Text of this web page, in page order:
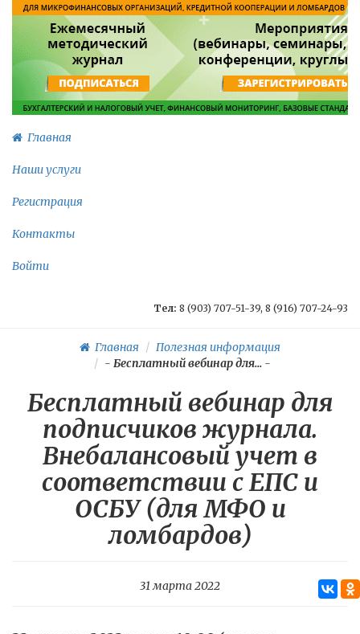
Главная
Наши услуги
Регистрация
Контакты
Войти
Тел: 8 (903) 707-51-39, 8 (916) 707-24-93
Главная
Полезная информация
- Бесплатный вебинар для...-
Бесплатный вебинар для
подписчиков журнала.
Внебалансовый учет в
соответствии с ЕПС и
ОСБУ (для МФО и
ломбардов)
31 марта 2022